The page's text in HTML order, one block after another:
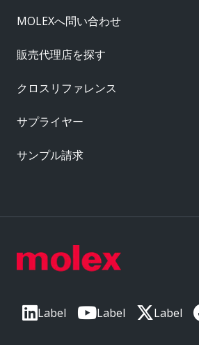
Label Label Label
MOLEXへ問い合わせ
販売代理店を探す
クロスリファレンス
サプライヤー
サンプル請求